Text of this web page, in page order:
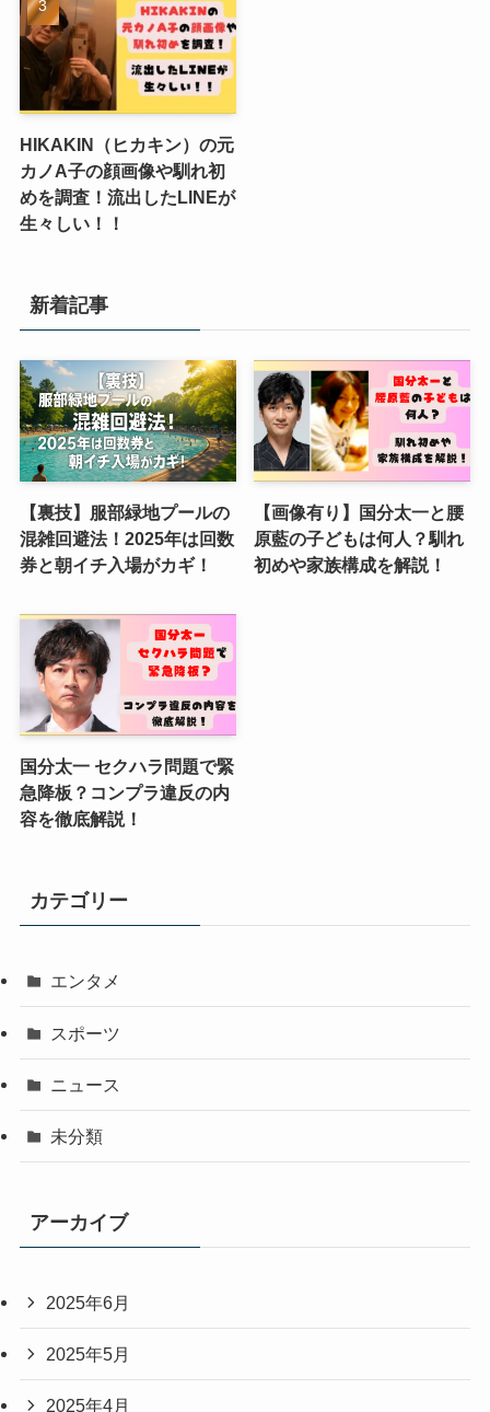
HIKAKIN（ヒカキン）の元
カノA子の顔画像や馴れ初
めを調査！流出したLINEが
生々しい！！
新着記事
【裏技】服部緑地プールの
混雑回避法！2025年は回数
券と朝イチ入場がカギ！
【画像有り】国分太一と腰
原藍の子どもは何人？馴れ
初めや家族構成を解説！
国分太一 セクハラ問題で緊
急降板？コンプラ違反の内
容を徹底解説！
カテゴリー
エンタメ
スポーツ
ニュース
未分類
アーカイブ
2025年6月
2025年5月
2025年4月